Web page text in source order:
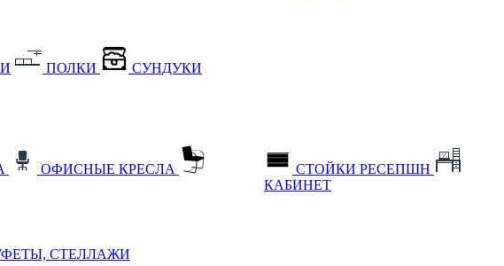
ПОЛКИ СУНДУКИ
ОФИСНЫЕ КРЕСЛА
СТОЙКИ РЕСЕПШН
КАБИНЕТ
СТЕЛЛАЖИ